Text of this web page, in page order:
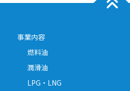
事業内容
燃料油
潤滑油
LPG・LNG